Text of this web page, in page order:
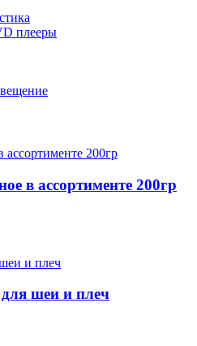
плееры
в ассортименте 200гр
для шеи и плеч